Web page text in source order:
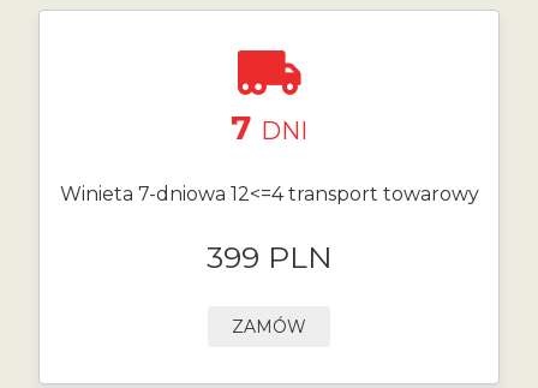
7 DNI
Winieta 7-dniowa 12<=4 transport towarowy
399 PLN
ZAMÓW